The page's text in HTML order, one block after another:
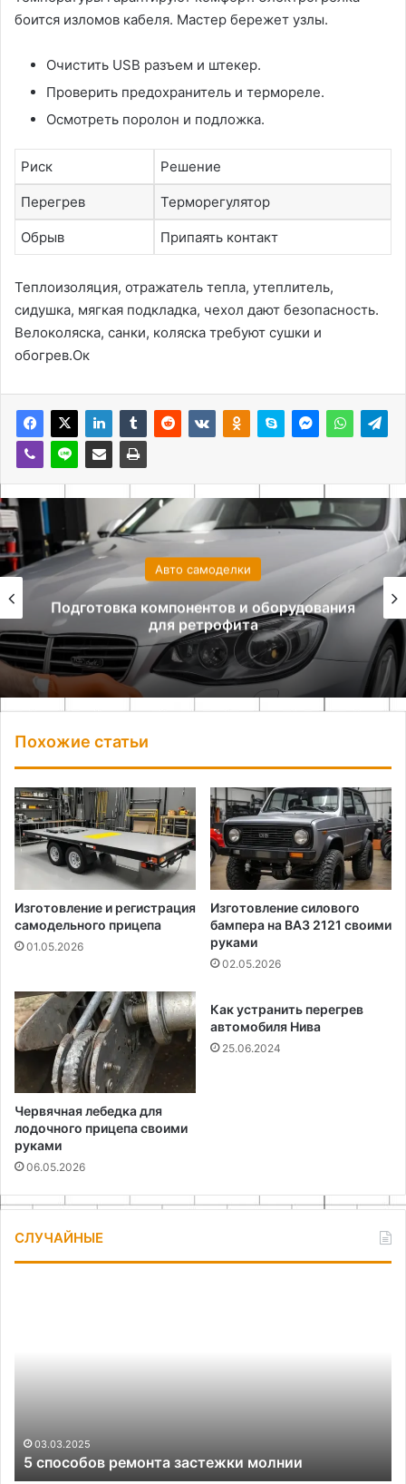
боится изломов кабеля. Мастер бережет узлы.
Очистить USB разъем и штекер.
Проверить предохранитель и термореле.
Осмотреть поролон и подложка.
Риск Решение
Перегрев Терморегулятор
Обрыв Припаять контакт
Теплоизоляция, отражатель тепла, утеплитель,
сидушка, мягкая подкладка, чехол дают безопасность.
Велоколяска, санки, коляска требуют сушки и
обогрев.Ок
Авто самоделки
Подготовка компонентов и оборудования
для ретрофита
Похожие статьи
Изготовление и регистрация
самодельного прицепа
01.05.2026
Изготовление силового
бампера на ВАЗ 2121 своими
руками
02.05.2026
Червячная лебедка для
лодочного прицепа своими
руками
06.05.2026
Как устранить перегрев
автомобиля Нива
25.06.2024
СЛУЧАЙНЫЕ
03.03.2025
5 способов ремонта застежки молнии